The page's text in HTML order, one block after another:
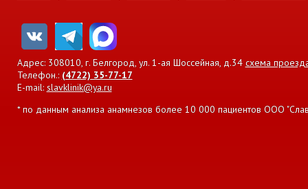
Адрес: 308010, г. Белгород, ул. 1-ая Шоссейная, д.34 схема
Телефон.: (4722) 35-77-17
E-mail: slavklinik@ya.ru
* по данным анализа анамнезов более 10 000 пациентов ООО